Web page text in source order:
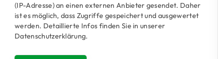
(IP-Adresse) an einen externen Anbieter gesendet. Daher
ist es möglich, dass Zugriffe gespeichert und ausgewertet
werden. Detaillierte Infos finden Sie in unserer
Datenschutzerklärung.